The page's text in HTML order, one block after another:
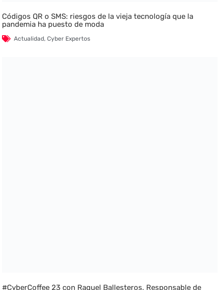
Códigos QR o SMS: riesgos de la vieja tecnología que la
pandemia ha puesto de moda
Actualidad,Cyber Expertos
#CyberCoffee 23 con Raquel Ballesteros, Responsable de